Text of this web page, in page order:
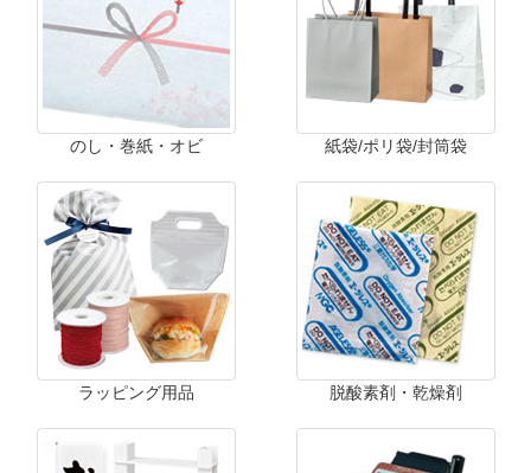
のし・巻紙・オビ 紙袋/ポリ袋/封筒袋
ラッピング用品 脱酸素剤・乾燥剤